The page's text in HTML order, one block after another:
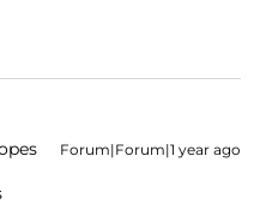
Forum|Forum|1 year ago